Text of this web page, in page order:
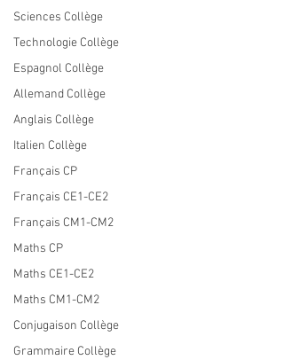
Sciences Collège
Technologie Collège
Espagnol Collège
Allemand Collège
Anglais Collège
Italien Collège
Français CP
Français CE1-CE2
Français CM1-CM2
Maths CP
Maths CE1-CE2
Maths CM1-CM2
Conjugaison Collège
Grammaire Collège